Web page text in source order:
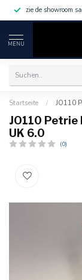
zie de showroom
MENU
Startseite / JO110
JO110
UK 6.0
(0)